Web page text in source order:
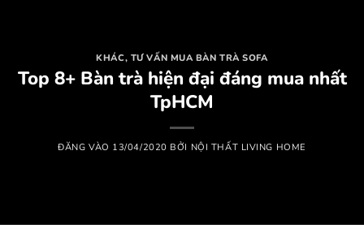
KHÁC, TƯ VẤN MUA BÀN TRÀ SOFA
Top 8+ Bàn trà hiện đại đáng mua nhất
TpHCM
ĐĂNG VÀO 13/04/2020 BỞI NỘI THẤT LIVING HOME